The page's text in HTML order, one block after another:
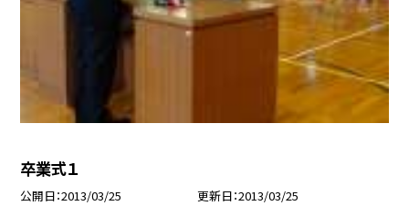
卒業式１
公開日 2013/03/25 更新日 2013/03/25